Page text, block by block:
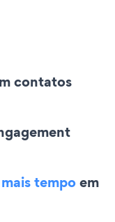
contatos
tempoem